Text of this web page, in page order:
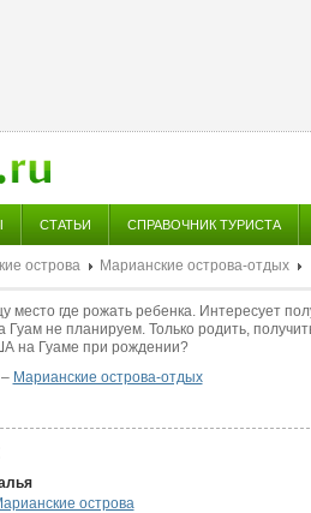
СТАТЬИ СПРАВОЧНИК ТУРИСТА
острова Марианские острова-отдых
место где рожать ребенка. Интересует
Гуам не планируем. Только родить,
на Гуаме при рождении?
Марианские острова-отдых
острова